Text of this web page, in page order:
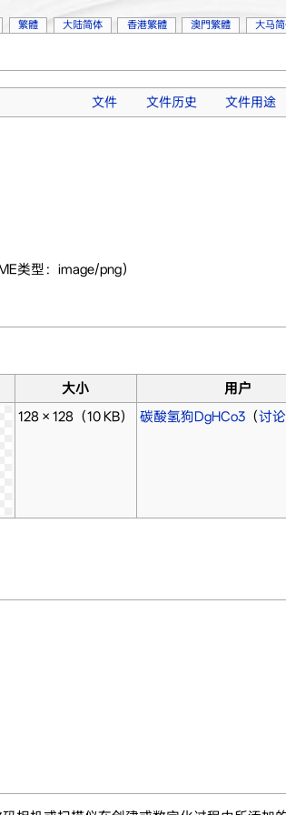
文件 文件历史 文件用途
类型：image/png）
大小 用户
128 × 128（10 KB） 碳酸氢狗DgHCo3（讨论
繁體 大陆简体 香港繁體 澳門繁體 大马